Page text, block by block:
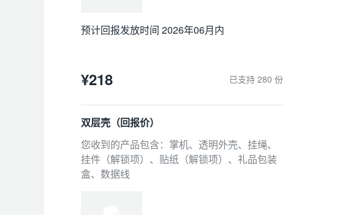
预计回报发放时间 2026年06月内
¥218 已支持 280 份
双层壳（回报价）
您收到的产品包含：掌机、透明外壳、挂绳、
挂件（解锁项）、贴纸（解锁项）、礼品包装
盒、数据线